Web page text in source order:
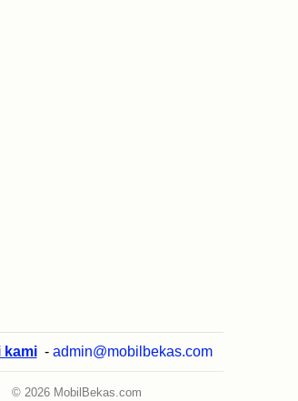
kami - admin@mobilbekas.com
© 2026 MobilBekas.com